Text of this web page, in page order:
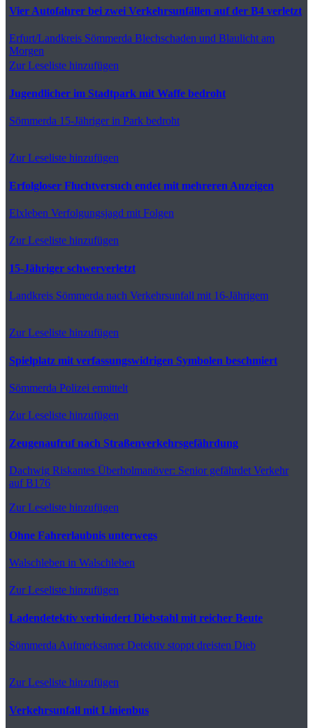
Vier Autofahrer bei zwei Verkehrsunfällen auf der B4 verletzt
Erfurt/Landkreis Sömmerda Blechschaden und Blaulicht am
Morgen
Zur Leseliste hinzufügen
Jugendlicher im Stadtpark mit Waffe bedroht
Sömmerda 15-Jähriger in Park bedroht
Zur Leseliste hinzufügen
Erfolgloser Fluchtversuch endet mit mehreren Anzeigen
Elxleben Verfolgungsjagd mit Folgen
Zur Leseliste hinzufügen
15-Jähriger schwerverletzt
Landkreis Sömmerda nach Verkehrsunfall mit 16-Jährigem
Zur Leseliste hinzufügen
Spielplatz mit verfassungswidrigen Symbolen beschmiert
Sömmerda Polizei ermittelt
Zur Leseliste hinzufügen
Zeugenaufruf nach Straßenverkehrsgefährdung
Dachwig Riskantes Überholmanöver: Senior gefährdet Verkehr
auf B176
Zur Leseliste hinzufügen
Ohne Fahrerlaubnis unterwegs
Walschleben in Walschleben
Zur Leseliste hinzufügen
Ladendetektiv verhindert Diebstahl mit reicher Beute
Sömmerda Aufmerksamer Detektiv stoppt dreisten Dieb
Zur Leseliste hinzufügen
Verkehrsunfall mit Linienbus